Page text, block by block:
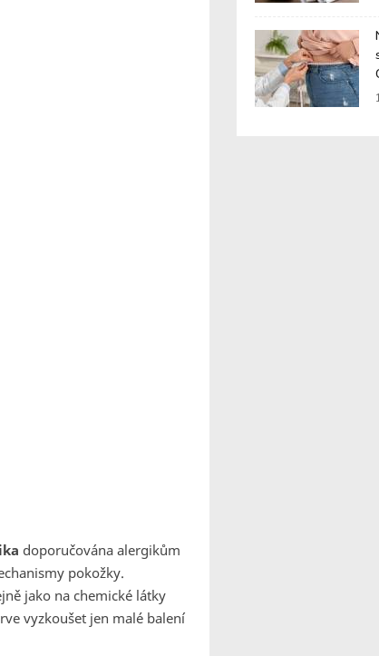
doporučována alergikům
pokožky.
jako na chemické látky
vyzkoušet jen malé balení